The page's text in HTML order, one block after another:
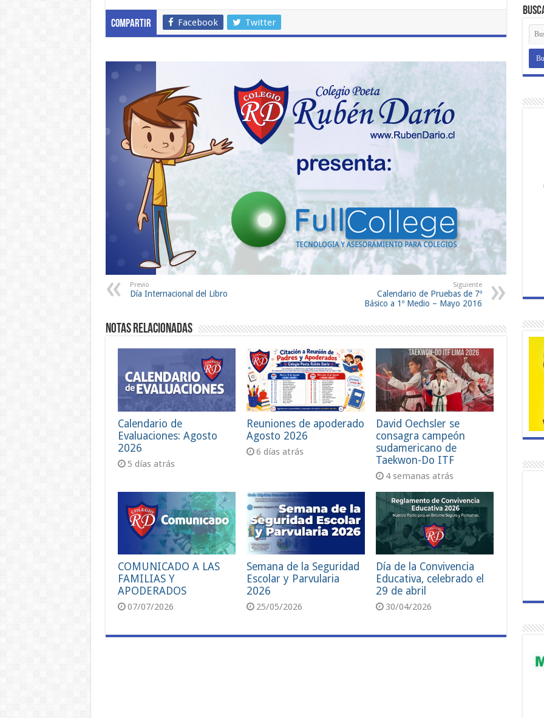
Compartir Facebook Twitter
Previo
Día Internacional del Libro
Siguiente
Calendario de Pruebas de 7º
Básico a 1º Medio – Mayo 2016
Notas Relacionadas
Calendario de
Evaluaciones: Agosto
2026
5 días atrás
Reuniones de apoderado
Agosto 2026
6 días atrás
David Oechsler se
consagra campeón
sudamericano de
Taekwon-Do ITF
4 semanas atrás
COMUNICADO A LAS
FAMILIAS Y
APODERADOS
07/07/2026
Semana de la Seguridad
Escolar y Parvularia
2026
25/05/2026
Día de la Convivencia
Educativa, celebrado el
29 de abril
30/04/2026